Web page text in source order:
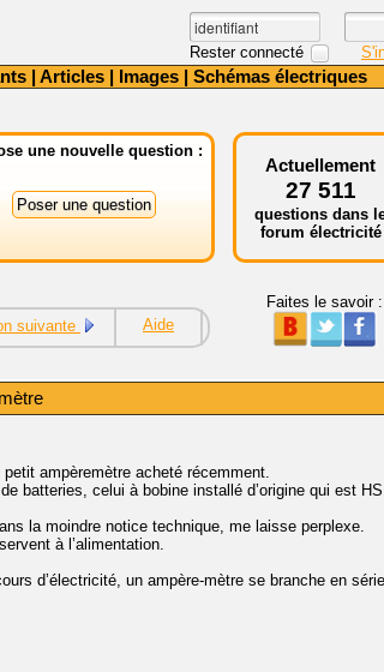
Rester connecté
| Articles | Images | Schémas électriques
une nouvelle question :
Actuellement
27 511
questions dans
forum électricité
suivante Aide
Faites le savoir :
ampèremètre acheté récemment.
batteries, celui à bobine installé d’origine qui est
la moindre notice technique, me laisse perplexe.
à l’alimentation.
d’électricité, un ampère-mètre se branche en